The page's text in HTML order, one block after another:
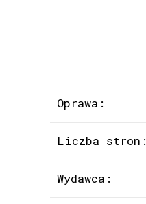
Oprawa:
Liczba stron:
Wydawca: